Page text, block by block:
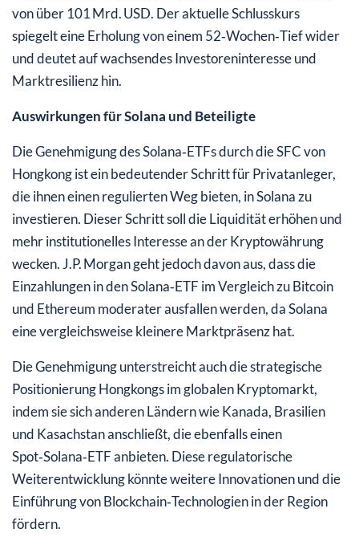
von über 101 Mrd. USD. Der aktuelle Schlusskurs
spiegelt eine Erholung von einem 52‑Wochen‑Tief wider
und deutet auf wachsendes Investoreninteresse und
Marktresilienz hin.
Auswirkungen für Solana und Beteiligte
Die Genehmigung des Solana‑ETFs durch die SFC von
Hongkong ist ein bedeutender Schritt für Privatanleger,
die ihnen einen regulierten Weg bieten, in Solana zu
investieren. Dieser Schritt soll die Liquidität erhöhen und
mehr institutionelles Interesse an der Kryptowährung
wecken. J.P. Morgan geht jedoch davon aus, dass die
Einzahlungen in den Solana‑ETF im Vergleich zu Bitcoin
und Ethereum moderater ausfallen werden, da Solana
eine vergleichsweise kleinere Marktpräsenz hat.
Die Genehmigung unterstreicht auch die strategische
Positionierung Hongkongs im globalen Kryptomarkt,
indem sie sich anderen Ländern wie Kanada, Brasilien
und Kasachstan anschließt, die ebenfalls einen
Spot‑Solana‑ETF anbieten. Diese regulatorische
Weiterentwicklung könnte weitere Innovationen und die
Einführung von Blockchain‑Technologien in der Region
fördern.